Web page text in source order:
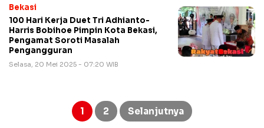
Bekasi
100 Hari Kerja Duet Tri Adhianto-
Harris Bobihoe Pimpin Kota Bekasi,
Pengamat Soroti Masalah
Pengangguran
Selasa, 20 Mei 2025 - 07:20 WIB
Paginasi
1 2 Selanjutnya